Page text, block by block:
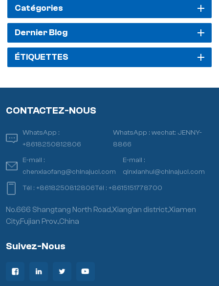
Catégories
Dernier Blog
ÉTIQUETTES
CONTACTEZ-NOUS
WhatsApp :
+8618250812806
WhatsApp :wechat: JENNY-
8866
E-mail :
chenxiaofang@chinajuci.com
E-mail :
qinxianhui@chinajuci.com
Tél :+8618250812806Tél :+8615151778700
No.666 Shangtang North Road,Xiang’an district,Xiamen
City,Fujian Prov.,China
Suivez-Nous